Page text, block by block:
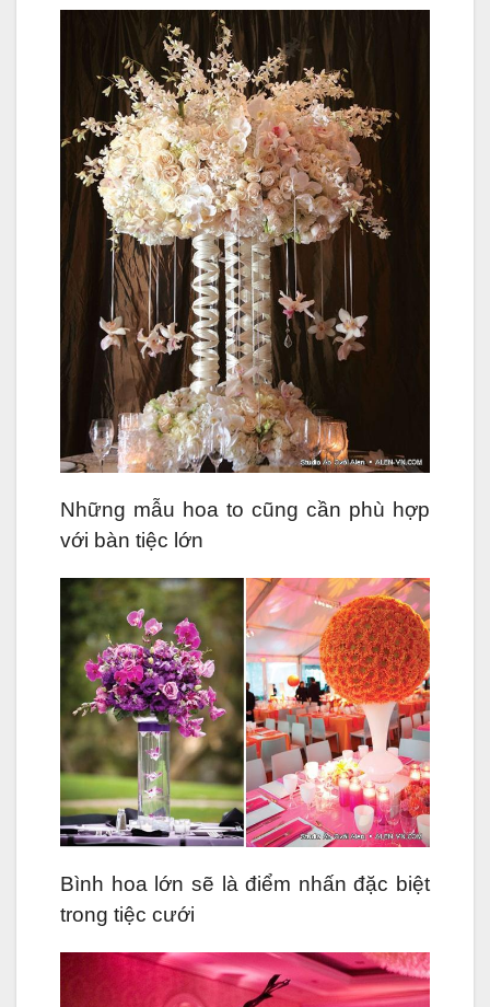
Những mẫu hoa to cũng cần phù hợp
với bàn tiệc lớn
Bình hoa lớn sẽ là điểm nhấn đặc biệt
trong tiệc cưới